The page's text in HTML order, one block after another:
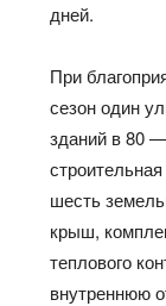
дней.
При
сезон один
зданий в80
шесть
крыш,
теплового
внутреннюю